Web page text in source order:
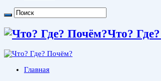
Что?
Главная